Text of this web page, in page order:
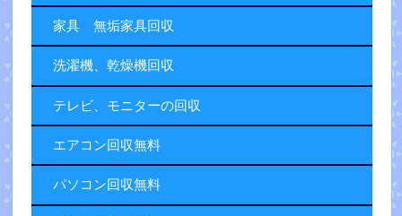
家具 無垢家具回収
洗濯機、乾燥機回収
テレビ、モニターの回収
エアコン回収無料
パソコン回収無料